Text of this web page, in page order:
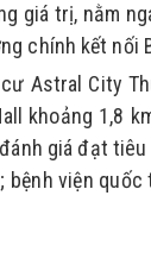
giá trị, nằm
chính kết nối
Astral City
khoảng 1,8
giá đạt
bệnh viện